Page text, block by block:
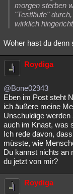
morgen sterben
"Testläufe"
wirklich
Woher hast du
Roydiga
@Bone02943
Eben im Post steht
ich äußere meine
Unschuldige
auch im Knast, was
Ich rede davon,
müsste, wie
Du kannst nichts an
du jetzt von mir?
Roydiga